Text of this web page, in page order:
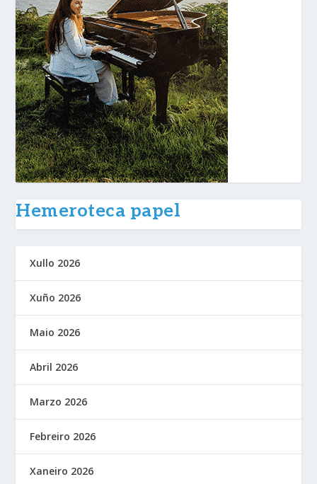
Hemeroteca papel
Xullo 2026
Xuño 2026
Maio 2026
Abril 2026
Marzo 2026
Febreiro 2026
Xaneiro 2026